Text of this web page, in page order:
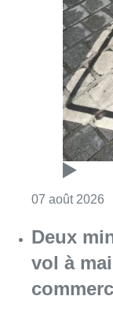
07 août 2026
Deux
vol à